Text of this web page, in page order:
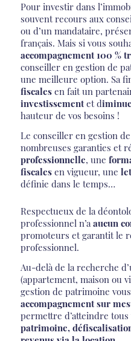
Pour investir dans
souvent recours aux
ou d’un mandataire,
français. Mais si vous
accompagnement 100 %
conseiller en gestion de
une meilleure option. Sa
fiscalesen fait un
investissementet d
hauteur de vos besoins !
Le conseiller en gestion
nombreuses garanties et
professionnelle, une
fiscalesen vigueur, une
définie dans le temps…
Respectueux de la
professionnel n’aaucun
promoteurs et garantit le
professionnel.
Au-delà de la recherche
(appartement, maison ou
gestion de patrimoine
accompagnement sur
permettre d’atteindre tous
patrimoine,